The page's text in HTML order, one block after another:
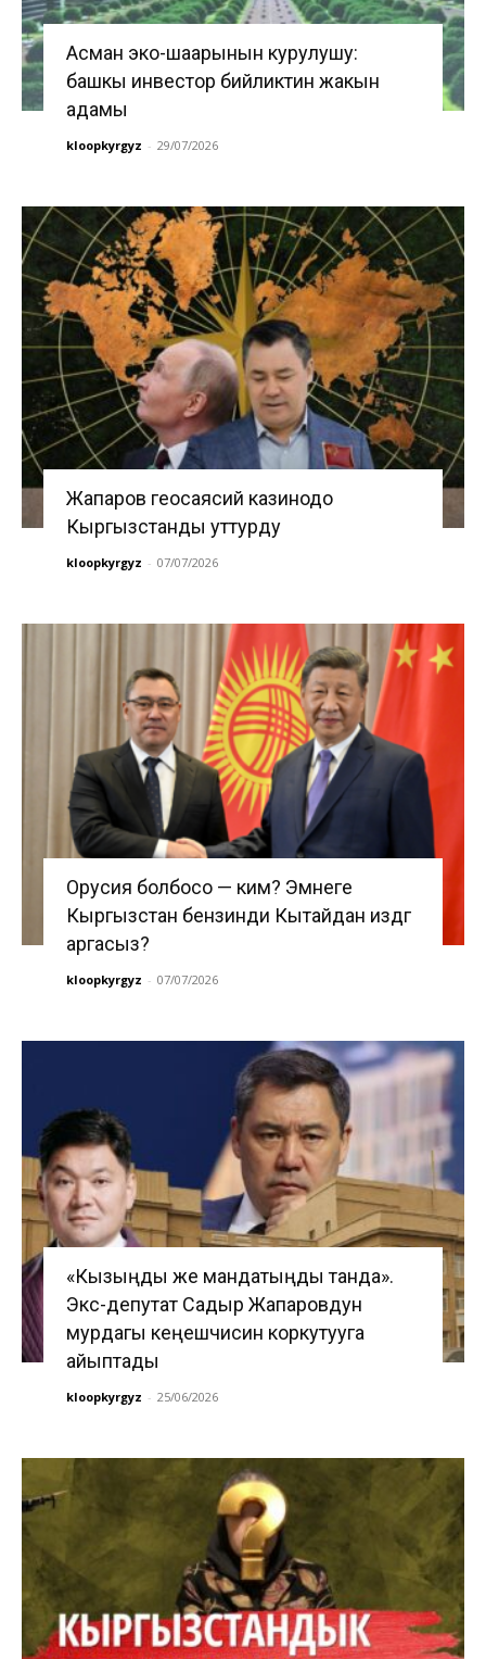
Асман эко-шаарынын курулушу:
башкы инвестор бийликтин жакын
адамы
kloopkyrgyz - 29/07/2026
Жапаров геосаясий казинодо
Кыргызстанды уттурду
kloopkyrgyz - 07/07/2026
Орусия болбосо — ким? Эмнеге
Кыргызстан бензинди Кытайдан издөөгө
аргасыз?
kloopkyrgyz - 07/07/2026
«Кызыңды же мандатыңды танда».
Экс-депутат Садыр Жапаровдун
мурдагы кеңешчисин коркутууга
айыптады
kloopkyrgyz - 25/06/2026